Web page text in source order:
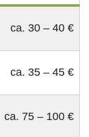
ca. 30 – 40 €
ca. 35 – 45 €
ca. 75 – 100 €